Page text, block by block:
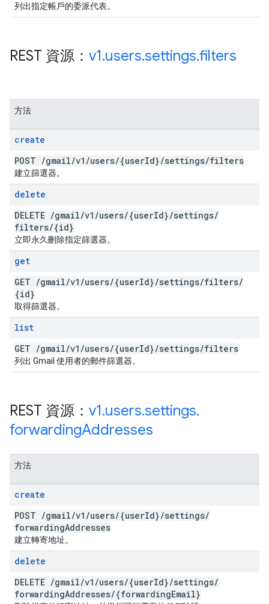
列出指定帳戶的委派代表。
REST 資源： v1.users.settings.filters
方法
create
POST /gmail/v1 /users/{userId}/settings/filters
建立篩選器。
delete
DELETE /gmail/v1 /users/{userId}/settings/
filters/{id}
立即永久刪除指定篩選器。
get
GET /gmail/v1 /users/{userId}/settings/filters/
{id}
取得篩選器。
list
GET /gmail/v1 /users/{userId}/settings/filters
列出 Gmail 使用者的郵件篩選器。
REST 資源： v1.users.settings.
forwardingAddresses
方法
create
POST /gmail/v1 /users/{userId}/settings/
forwardingAddresses
建立轉寄地址。
delete
DELETE /gmail/v1 /users/{userId}/settings/
forwardingAddresses/{forwardingEmail}